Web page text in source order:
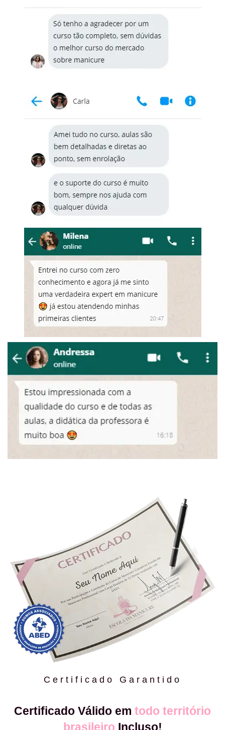
Certificado Garantido
Certificado Válido em todo território
brasileiro Incluso!